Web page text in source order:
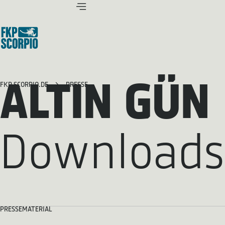
FKP SCORPIO.DE PRESSE
ALTIN GÜN
Downloads
PRESSEMATERIAL